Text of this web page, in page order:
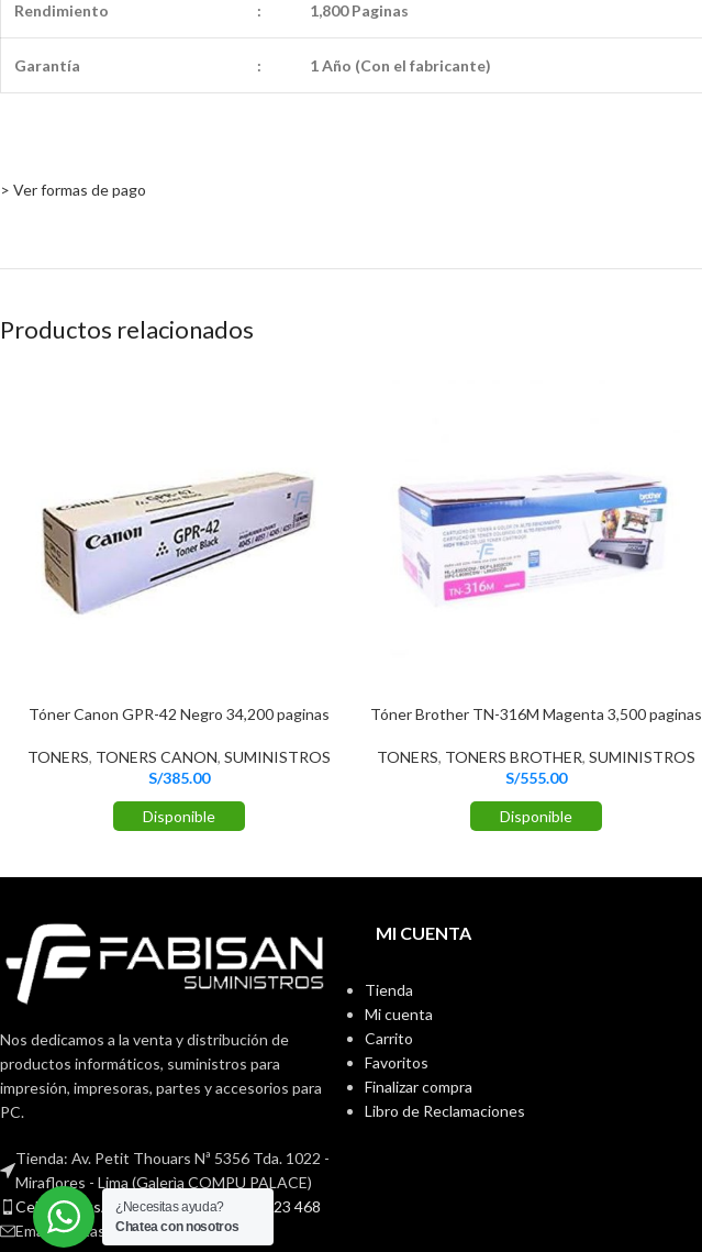
Rendimiento : 1,800 Paginas
Garantía : 1 Año (Con el fabricante)
> Ver formas de pago
Productos relacionados
Tóner Canon GPR-42 Negro 34,200 paginas
TONERS, TONERS CANON, SUMINISTROS
S/385.00
Disponible
Tóner Brother TN-316M Magenta 3,500 paginas
TONERS, TONERS BROTHER, SUMINISTROS
S/555.00
Disponible
Nos dedicamos a la venta y distribución de
productos informáticos, suministros para
impresión, impresoras, partes y accesorios para
PC.
Tienda: Av. Petit Thouars Nª 5356 Tda. 1022 -
Miraflores - Lima (Galerìa COMPU PALACE)
Cel: / WhatsApp: 971 261 461 / 994 023 468
Email: ventas@fabisan.pe
MI CUENTA
Tienda
Mi cuenta
Carrito
Favoritos
Finalizar compra
Libro de Reclamaciones
¿Necesitas ayuda?
Chatea con nosotros